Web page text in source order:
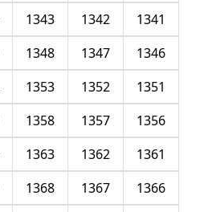
1341
1342
1343
1346
1347
1348
1351
1352
1353
1356
1357
1358
1361
1362
1363
1366
1367
1368